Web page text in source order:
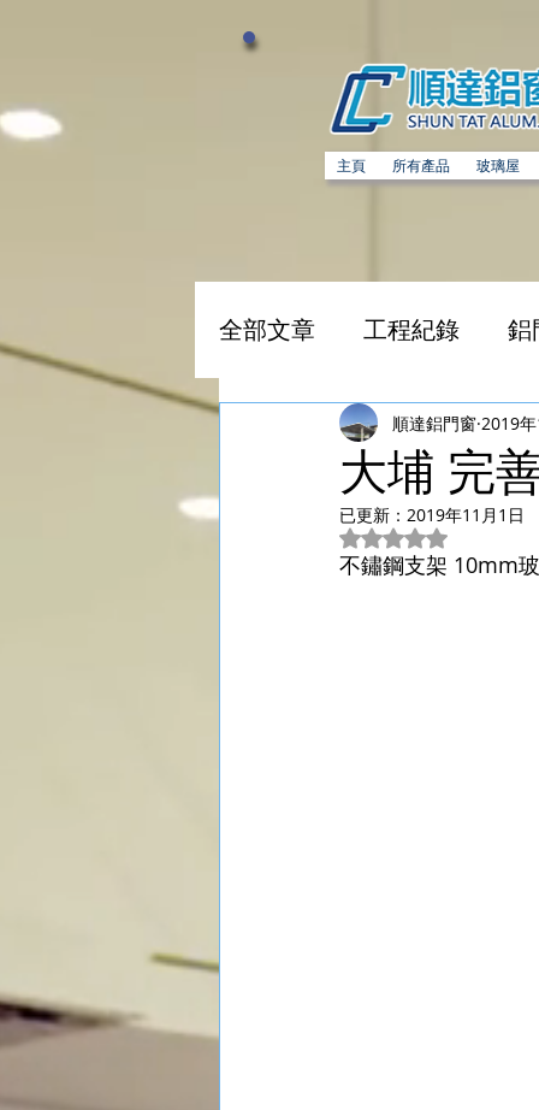
主頁 所有產品 玻璃屋
全部文章 工程紀錄 鋁
不銹鋼閘 精選工程
大埔 完
順達鋁門窗 2019
已更新： 2019年11月1日
評等為 NaN（最高
不鏽鋼支架 10mm